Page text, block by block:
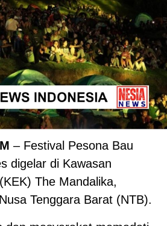
– Festival Pesona Bau
digelar di Kawasan
The Mandalika,
Tenggara Barat (NTB).